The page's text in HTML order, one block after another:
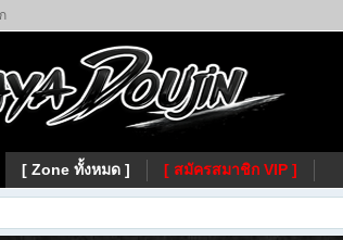
[ Zone ทั้งหมด ] [ สมัครสมาชิก VIP ]